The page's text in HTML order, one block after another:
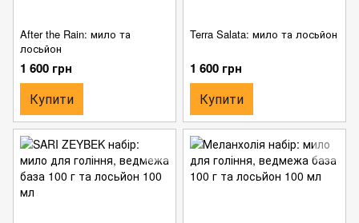
After the Rain: мило та
лосьйон
1 600 грн
Купити
Terra Salata: мило та лосьйон
1 600 грн
Купити